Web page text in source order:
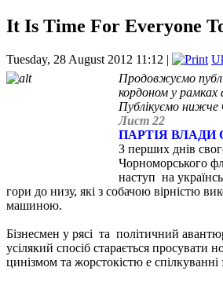
It Is Time For Everyone
Tuesday, 28 August 2012 11:12 |
Продовжуємо
кордоном у рамках
Публікуємо нижче
Лист 22
ПАРТІЯ ВЛАДИ
З перших днів
Чорноморського
наступ на
гори до низу, які з собачою вірністю
машиною.
Бізнесмен у рясі та політичний
усілякий спосіб старається просувати
цинізмом та жорстокістю e